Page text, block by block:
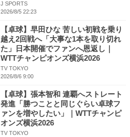
J SPORTS
2026/8/5 22:23
【卓球】早田ひな 苦しい初戦を乗り
越え2回戦へ「大事な1本を取り切れ
た」日本開催でファンへ恩返し｜
WTTチャンピオンズ横浜2026
TV TOKYO
2026/8/6 9:00
【卓球】張本智和 連覇へストレート
発進「勝つことと同じぐらい卓球フ
ァンを増やしたい」｜WTTチャンピ
オンズ横浜2026
TV TOKYO